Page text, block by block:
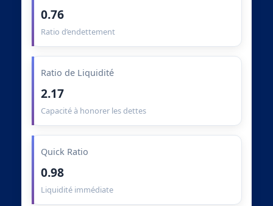
0.76
Ratio d’endettement
Ratio de Liquidité
2.17
Capacité à honorer les dettes
Quick Ratio
0.98
Liquidité immédiate